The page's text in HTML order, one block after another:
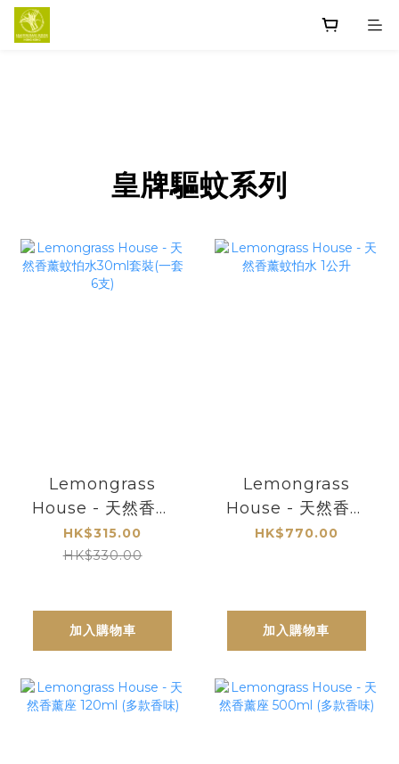
皇牌驅蚊系列
Lemongrass
House - 天然香薰
蚊怕水30ml套裝
(一套6支)
HK$315.00
HK$330.00
加入購物車
Lemongrass
House - 天然香薰
蚊怕水 1公升
HK$770.00
加入購物車